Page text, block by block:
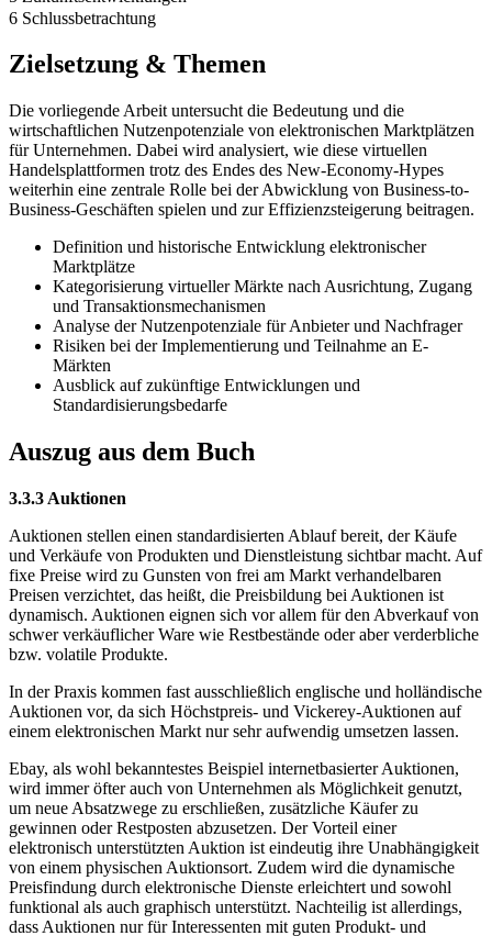
6 Schlussbetrachtung
Zielsetzung & Themen
Die vorliegende Arbeit untersucht die Bedeutung und die
wirtschaftlichen Nutzenpotenziale von elektronischen Marktplätzen
für Unternehmen. Dabei wird analysiert, wie diese virtuellen
Handelsplattformen trotz des Endes des New-Economy-Hypes
weiterhin eine zentrale Rolle bei der Abwicklung von Business-to-
Business-Geschäften spielen und zur Effizienzsteigerung beitragen.
Definition und historische Entwicklung elektronischer
Marktplätze
Kategorisierung virtueller Märkte nach Ausrichtung, Zugang
und Transaktionsmechanismen
Analyse der Nutzenpotenziale für Anbieter und Nachfrager
Risiken bei der Implementierung und Teilnahme an E-
Märkten
Ausblick auf zukünftige Entwicklungen und
Standardisierungsbedarfe
Auszug aus dem Buch
3.3.3 Auktionen
Auktionen stellen einen standardisierten Ablauf bereit, der Käufe
und Verkäufe von Produkten und Dienstleistung sichtbar macht. Auf
fixe Preise wird zu Gunsten von frei am Markt verhandelbaren
Preisen verzichtet, das heißt, die Preisbildung bei Auktionen ist
dynamisch. Auktionen eignen sich vor allem für den Abverkauf von
schwer verkäuflicher Ware wie Restbestände oder aber verderbliche
bzw. volatile Produkte.
In der Praxis kommen fast ausschließlich englische und holländische
Auktionen vor, da sich Höchstpreis- und Vickerey-Auktionen auf
einem elektronischen Markt nur sehr aufwendig umsetzen lassen.
Ebay, als wohl bekanntestes Beispiel internetbasierter Auktionen,
wird immer öfter auch von Unternehmen als Möglichkeit genutzt,
um neue Absatzwege zu erschließen, zusätzliche Käufer zu
gewinnen oder Restposten abzusetzen. Der Vorteil einer
elektronisch unterstützten Auktion ist eindeutig ihre Unabhängigkeit
von einem physischen Auktionsort. Zudem wird die dynamische
Preisfindung durch elektronische Dienste erleichtert und sowohl
funktional als auch graphisch unterstützt. Nachteilig ist allerdings,
dass Auktionen nur für Interessenten mit guten Produkt- und